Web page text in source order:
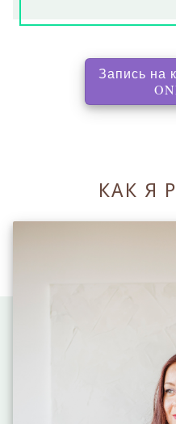
Запись на
КАК Я